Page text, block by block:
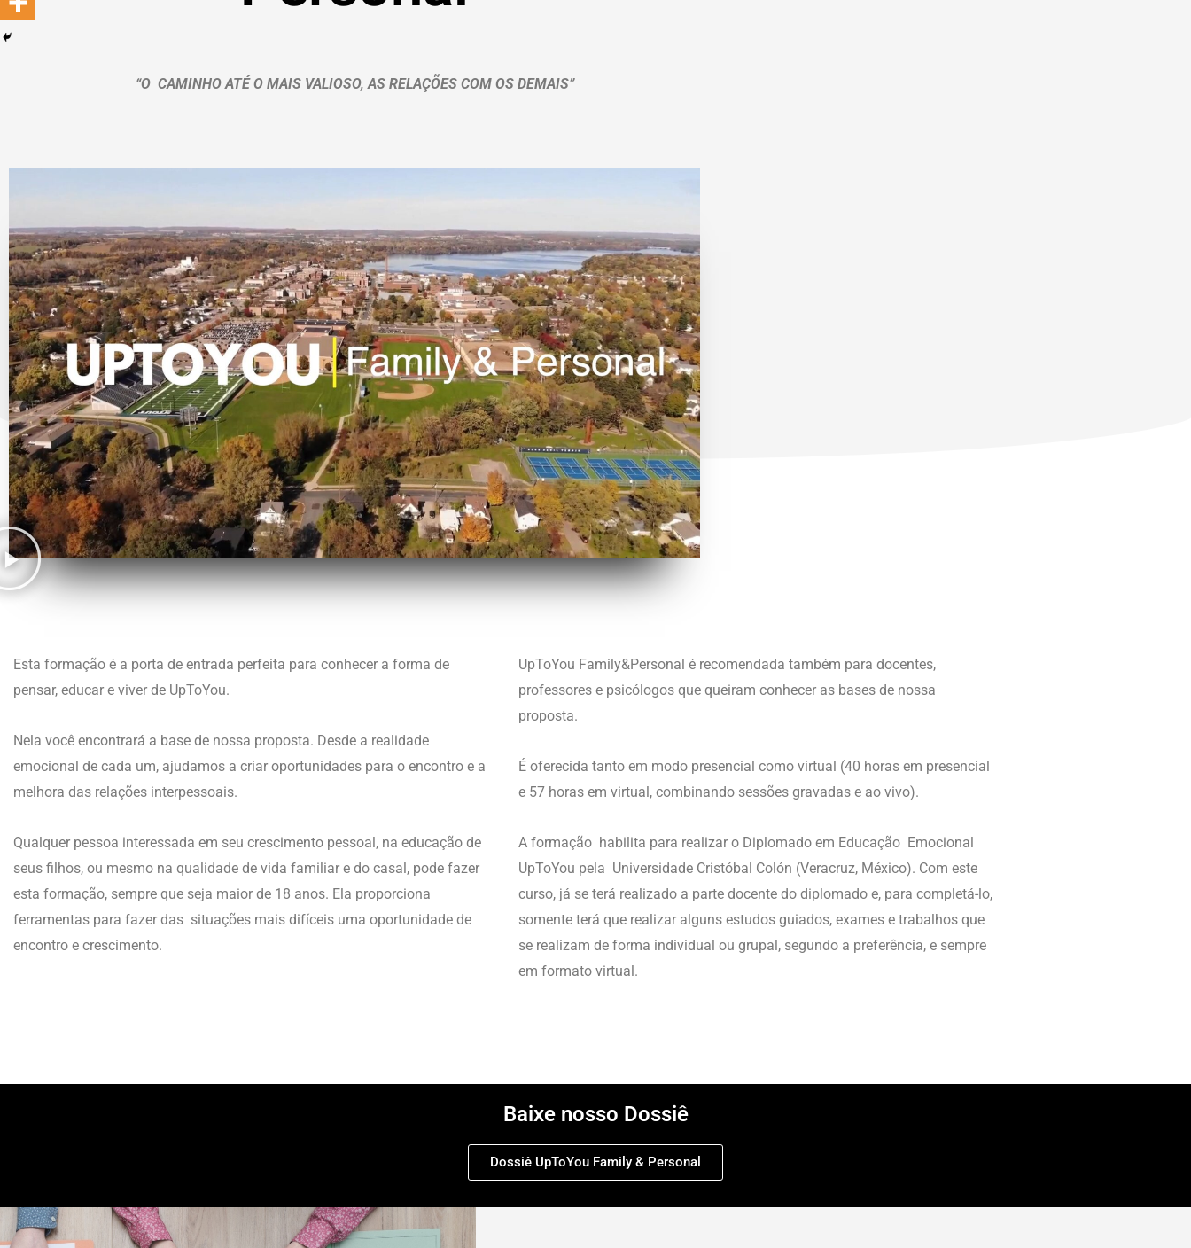
“O CAMINHO ATÉ O MAIS VALIOSO, AS RELAÇÕES COM OS DEMAIS”
Esta formação é a porta de entrada perfeita para conhecer a forma de
pensar, educar e viver de UpToYou.
Nela você encontrará a base de nossa proposta. Desde a realidade
emocional de cada um, ajudamos a criar oportunidades para o encontro e a
melhora das relações interpessoais.
Qualquer pessoa interessada em seu crescimento pessoal, na educação de
seus filhos, ou mesmo na qualidade de vida familiar e do casal, pode fazer
esta formação, sempre que seja maior de 18 anos. Ela proporciona
ferramentas para fazer das situações mais difíceis uma oportunidade de
encontro e crescimento.
UpToYou Family&Personal é recomendada também para docentes,
professores e psicólogos que queiram conhecer as bases de nossa
proposta.
É oferecida tanto em modo presencial como virtual (40 horas em presencial
e 57 horas em virtual, combinando sessões gravadas e ao vivo).
A formação habilita para realizar o Diplomado em Educação Emocional
UpToYou pela Universidade Cristóbal Colón (Veracruz, México). Com este
curso, já se terá realizado a parte docente do diplomado e, para completá-lo,
somente terá que realizar alguns estudos guiados, exames e trabalhos que
se realizam de forma individual ou grupal, segundo a preferência, e sempre
em formato virtual.
Baixe nosso Dossiê
Dossiê UpToYou Family & Personal